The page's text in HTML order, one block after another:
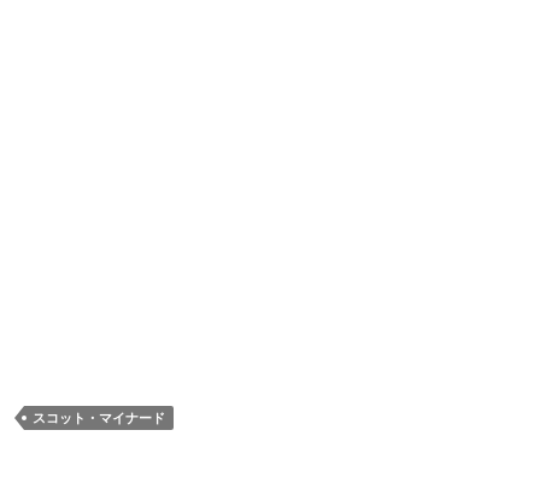
スコット・マイナード